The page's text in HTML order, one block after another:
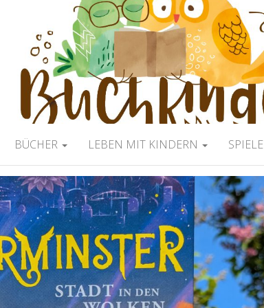
BÜCHER LEBEN MIT KINDERN SPIELE